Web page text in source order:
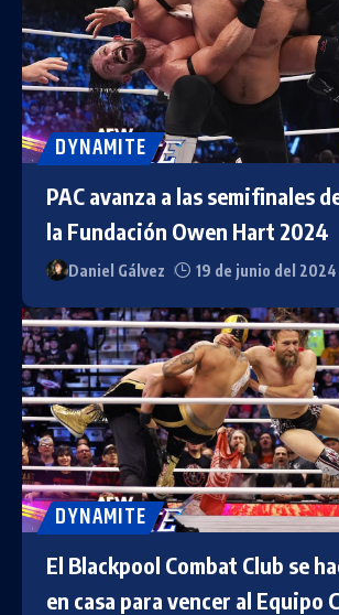
DYNAMITE
PAC avanza a las semifinales
la Fundación Owen Hart 2024
Daniel Gálvez 19 de junio del 2024
DYNAMITE
El Blackpool Combat Club se
en casa para vencer al Equipo